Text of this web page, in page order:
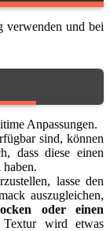
verwenden und bei
Anpassungen.
sind, können
dass diese einen
lasse den
auszugleichen,
oder einen
wird etwas